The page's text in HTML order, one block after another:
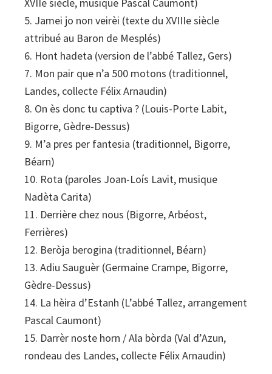
XVIIe siècle, musique Pascal Caumont)
5. Jamei jo non veirèi (texte du XVIIIe siècle
attribué au Baron de Mesplés)
6. Hont hadeta (version de l’abbé Tallez, Gers)
7. Mon pair que n’a 500 motons (traditionnel,
Landes, collecte Félix Arnaudin)
8. On ès donc tu captiva ? (Louis-Porte Labit,
Bigorre, Gèdre-Dessus)
9. M’a pres per fantesia (traditionnel, Bigorre,
Béarn)
10. Rota (paroles Joan-Loís Lavit, musique
Nadèta Carita)
11. Derrière chez nous (Bigorre, Arbéost,
Ferrières)
12. Beròja berogina (traditionnel, Béarn)
13. Adiu Sauguèr (Germaine Crampe, Bigorre,
Gèdre-Dessus)
14. La hèira d’Estanh (L’abbé Tallez, arrangement
Pascal Caumont)
15. Darrèr noste horn / Ala bòrda (Val d’Azun,
rondeau des Landes, collecte Félix Arnaudin)